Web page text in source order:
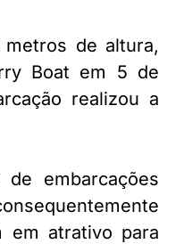
de altura,
Boat em 5 de
realizou a
embarcações
em atrativo para